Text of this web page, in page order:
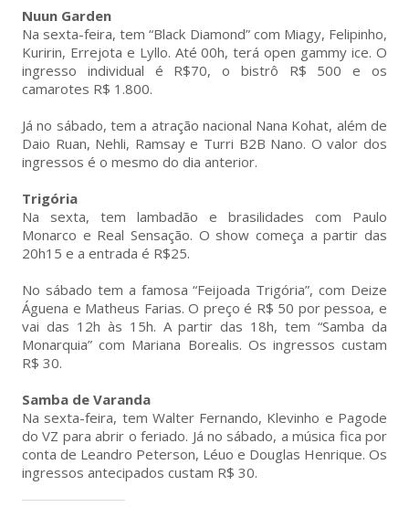
Nuun Garden
Na sexta-feira, tem “Black Diamond” com Miagy, Felipinho,
Kuririn, Errejota e Lyllo. Até 00h, terá open gammy ice. O
ingresso individual é R$70, o bistrô R$ 500 e os
camarotes R$ 1.800.
Já no sábado, tem a atração nacional Nana Kohat, além de
Daio Ruan, Nehli, Ramsay e Turri B2B Nano. O valor dos
ingressos é o mesmo do dia anterior.
Trigória
Na sexta, tem lambadão e brasilidades com Paulo
Monarco e Real Sensação. O show começa a partir das
20h15 e a entrada é R$25.
No sábado tem a famosa “Feijoada Trigória”, com Deize
Águena e Matheus Farias. O preço é R$ 50 por pessoa, e
vai das 12h às 15h. A partir das 18h, tem “Samba da
Monarquia” com Mariana Borealis. Os ingressos custam
R$ 30.
Samba de Varanda
Na sexta-feira, tem Walter Fernando, Klevinho e Pagode
do VZ para abrir o feriado. Já no sábado, a música fica por
conta de Leandro Peterson, Léuo e Douglas Henrique. Os
ingressos antecipados custam R$ 30.